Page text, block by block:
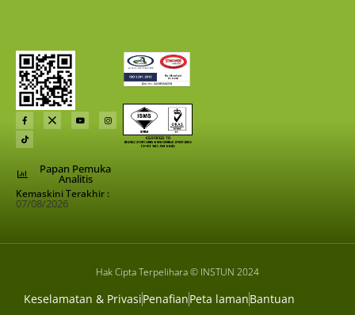
Papan Pemuka
Analitis
Kemaskini Terakhir :
07/08/2026
Hak Cipta Terpelihara © INSTUN 2024
Keselamatan & PrivasiPenafianPeta lamanBantuan